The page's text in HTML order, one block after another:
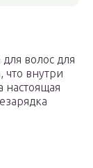
волос для
что внутри
настоящая